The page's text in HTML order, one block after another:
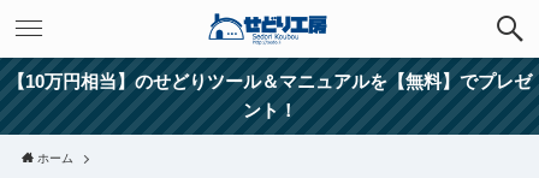
【10万円相当】のせどりツール＆マニュアルを【無料】でプレゼ
ント！
ホーム